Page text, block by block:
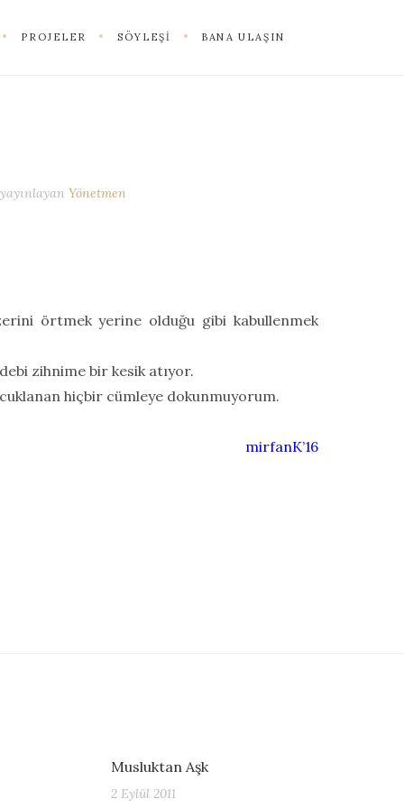
PROJELER SÖYLEŞI BANA ULAŞIN
yayınlayan Yönetmen
örtmek yerine olduğu gibi kabullenmek
zihnime bir kesik atıyor.
hiçbir cümleye dokunmuyorum.
mirfanK’16
Musluktan Aşk
2 Eylül 2011